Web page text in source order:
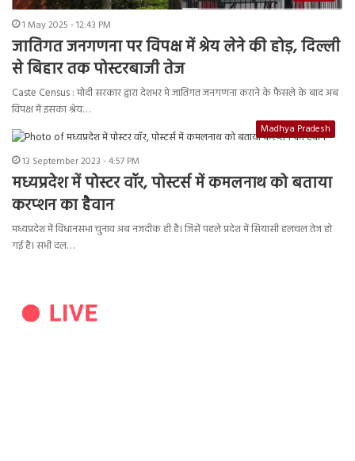
1 May 2025 - 12:43 PM
जातिगत जनगणना पर विपक्ष में श्रेय लेने की होड़, दिल्ली
से बिहार तक पोस्टरबाजी तेज
Caste Census : मोदी सरकार द्वारा देशभर मे जातिगत जनगणना कराने के फैसले के बाद अब
विपक्ष में इसका श्रेय…
Madhya Pradesh
13 September 2023 - 4:57 PM
मध्यप्रदेश में पोस्टर वॉर, पोस्टर्स में कमलनाथ को बताया
करप्शन का हैवान
मध्यप्रदेश में विधानसभा चुनाव अब नजदीक ही है। जिसें पहले प्रदेश में सियासी हलचल तेज हो
गई है। सभी दल…